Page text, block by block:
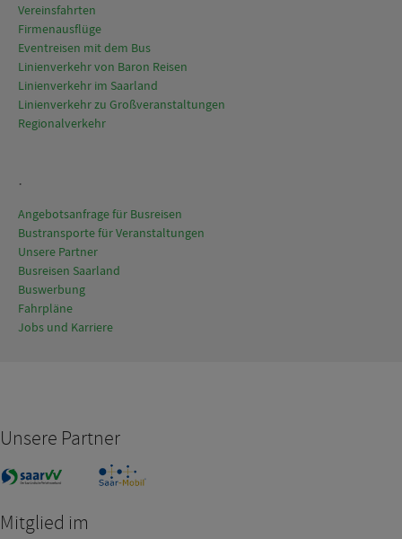
Vereinsfahrten
Firmenausflüge
Eventreisen mit dem Bus
Linienverkehr von Baron Reisen
Linienverkehr im Saarland
Linienverkehr zu Großveranstaltungen
Regionalverkehr
.
Angebotsanfrage für Busreisen
Bustransporte für Veranstaltungen
Unsere Partner
Busreisen Saarland
Buswerbung
Fahrpläne
Jobs und Karriere
Unsere Partner
Mitglied im